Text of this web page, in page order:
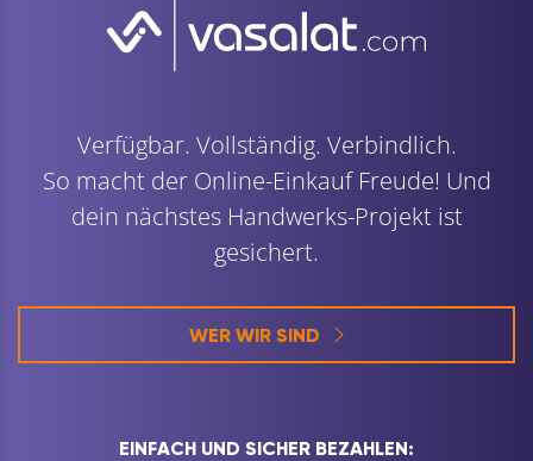
Verfügbar. Vollständig. Verbindlich.
So macht der Online-Einkauf Freude! Und
dein nächstes Handwerks-Projekt ist
gesichert.
WER WIR SIND
EINFACH UND SICHER BEZAHLEN: